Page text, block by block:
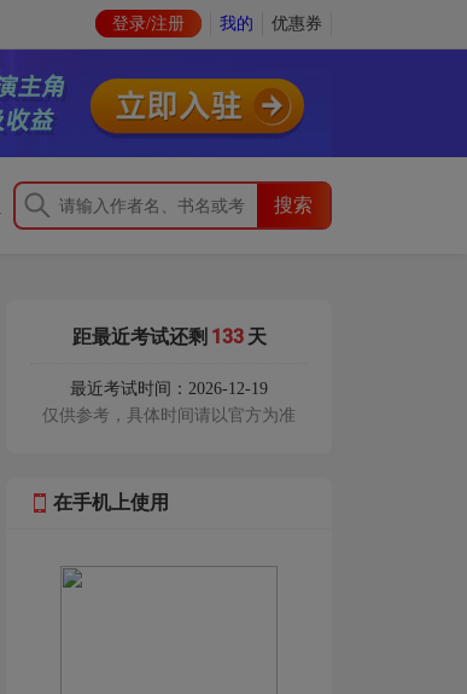
登录/注册 我的 优惠券
距最近考试还剩 133 天
最近考试时间：2026-12-19
仅供参考，具体时间请以官方为准
在手机上使用